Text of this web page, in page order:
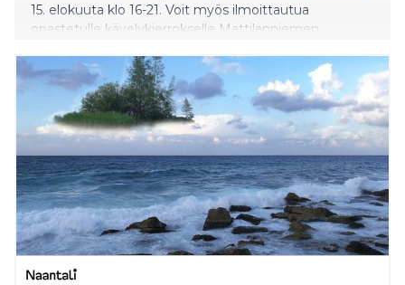
15. elokuuta klo 16-21. Voit myös ilmoittautua
opastetulle kävelykierrokselle Mattilanniemen